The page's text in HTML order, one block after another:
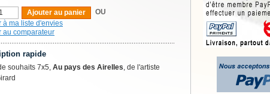
Ajouter au panier
OU
à ma liste d'envies
au comparateur
rapide
souhaits 7x5, Au pays des Airelles, de l'artiste